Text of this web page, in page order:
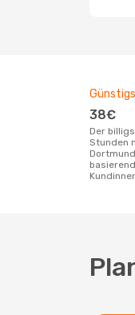
38€
Der billigste Flug, der in den letzten 72
Stunden